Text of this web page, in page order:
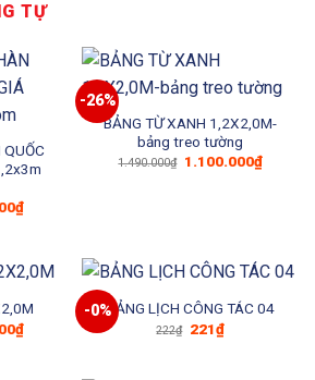
TỰ
QUỐC
₫Giá
hiện
1.648.000₫.
-26%
BẢNG TỪ XANH 1,2X2,0M-
bảng treo tường
1.490.000₫ Giá
1.100.000₫Giá
hiện
₫Giá
hiện
-0%BẢNG LỊCH CÔNG TÁC 04
222₫ Giá
221₫Giá
hiện